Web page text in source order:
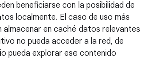
beneficiarse con la posibilidad de
localmente. El caso de uso más
almacenar en caché datos relevantes
no pueda acceder a la red, de
pueda explorar ese contenido